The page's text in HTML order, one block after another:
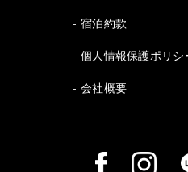
宿泊約款
個人情報保護ポリシ
会社概要